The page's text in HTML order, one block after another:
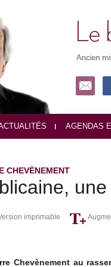
AGENDAS
CHEVÈNEMENT
imprimable
Chevènement au